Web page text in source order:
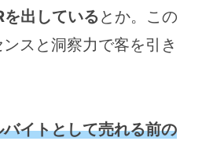
出している とか。この
スと洞察力で客を引き
バイトとして売れる前の